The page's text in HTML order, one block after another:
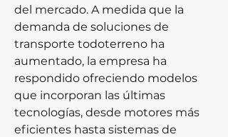
del mercado. A medida que la
demanda de soluciones de
transporte todoterreno ha
aumentado, la empresa ha
respondido ofreciendo modelos
que incorporan las últimas
tecnologías, desde motores más
eficientes hasta sistemas de